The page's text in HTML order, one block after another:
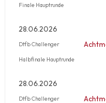
Finale Hauptrunde
28.06.2026
Dtfb Challenger
Halbfinale Hauptrunde
28.06.2026
Dtfb Challenger